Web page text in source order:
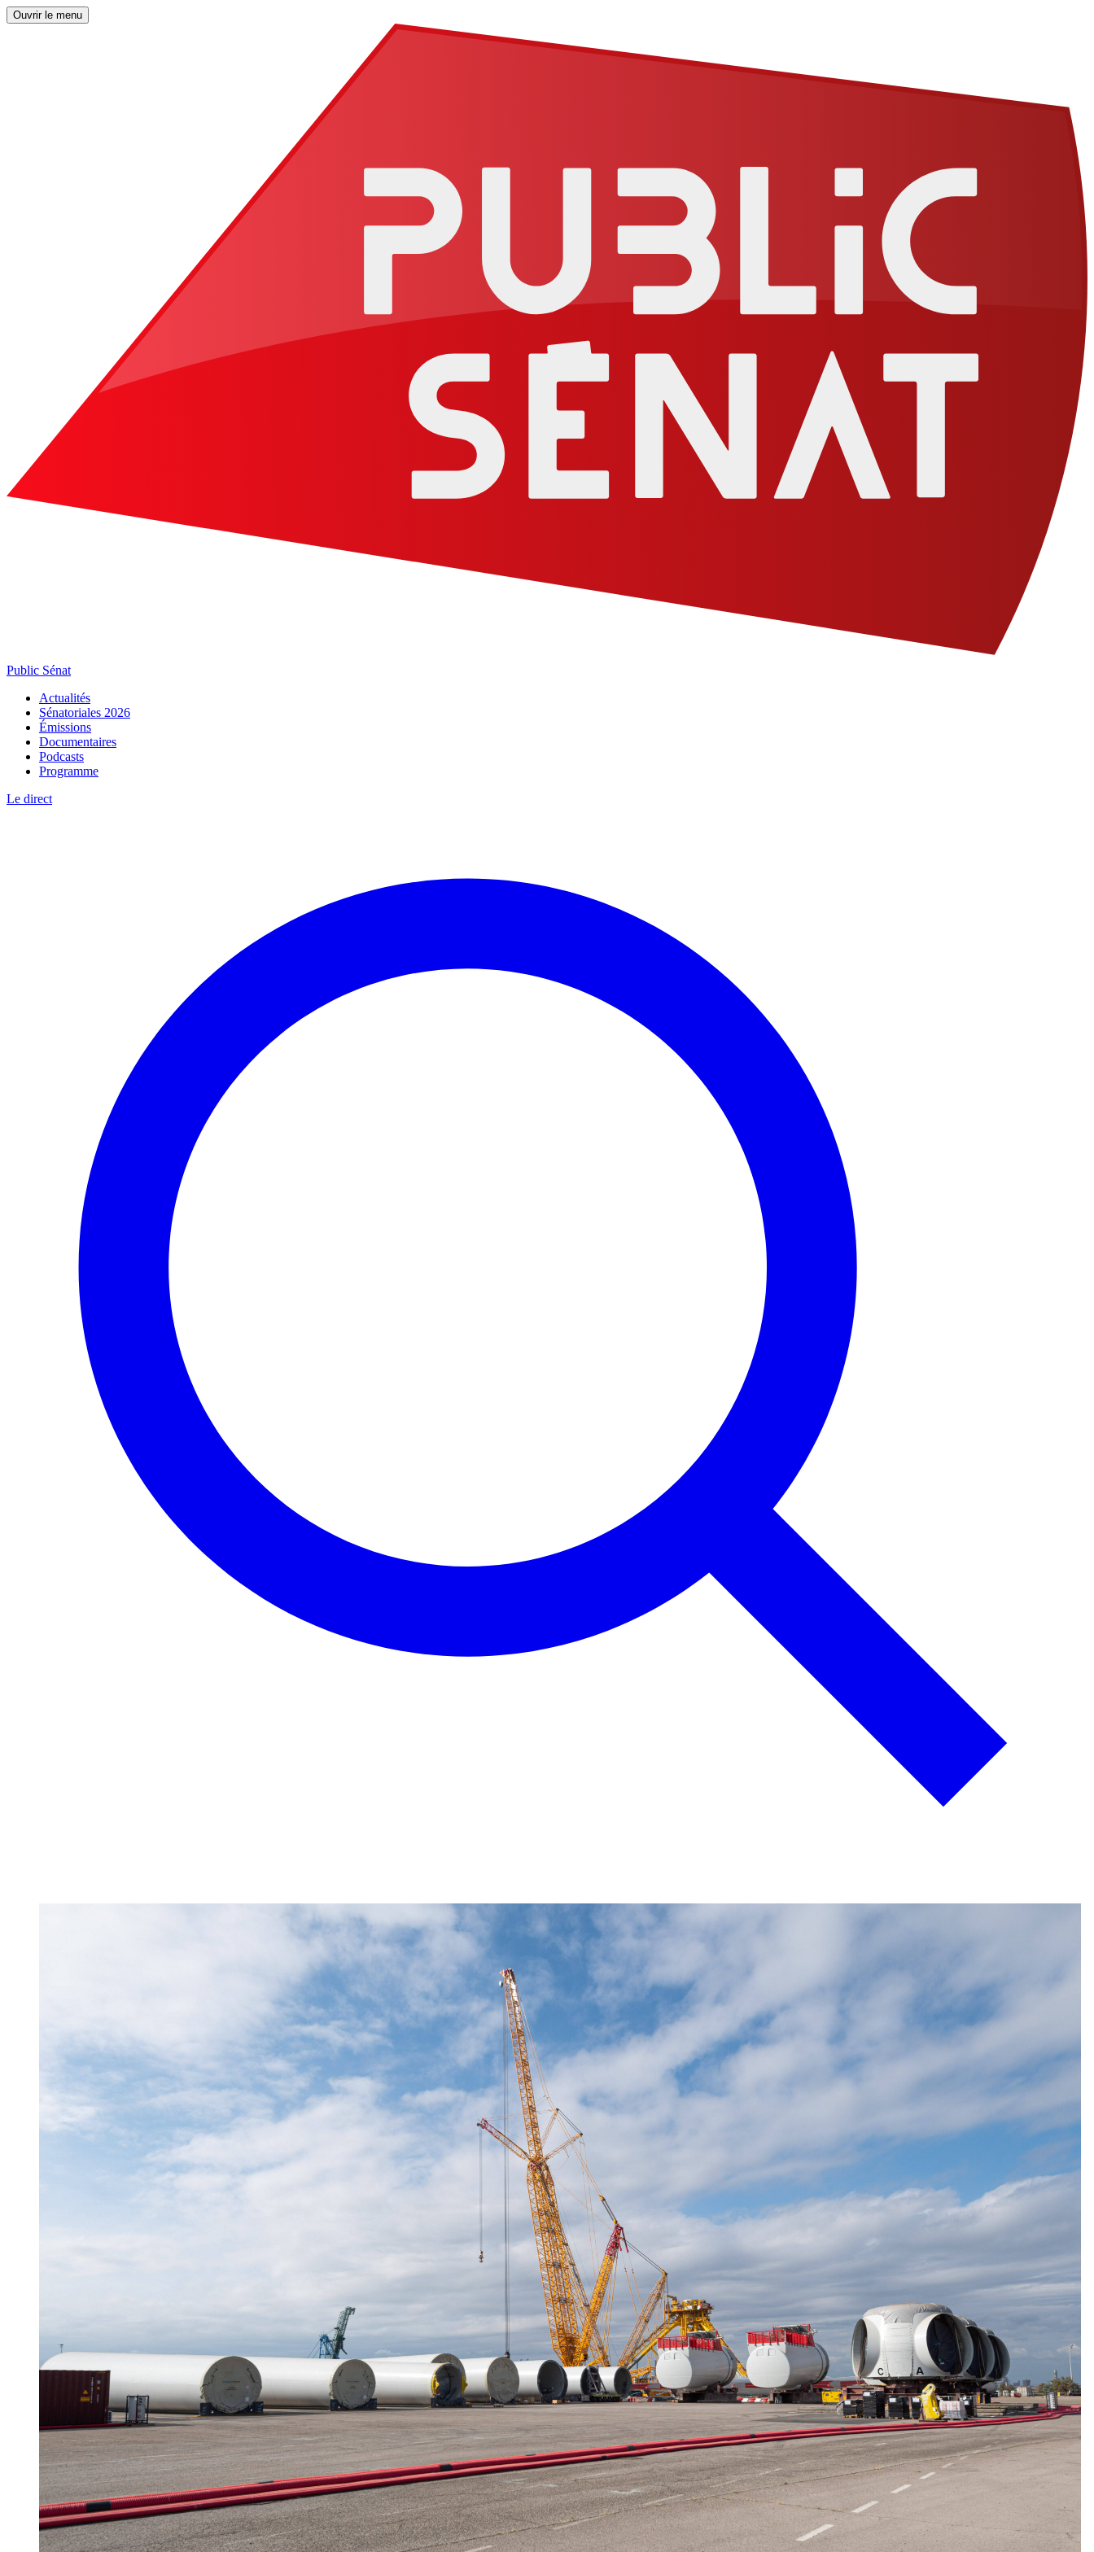
Ouvrir le menu
Public Sénat
Actualités
Sénatoriales 2026
Émissions
Documentaires
Podcasts
Programme
Le direct